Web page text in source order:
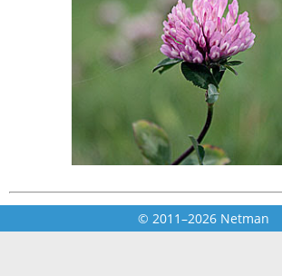
© 2011–2026 Netman